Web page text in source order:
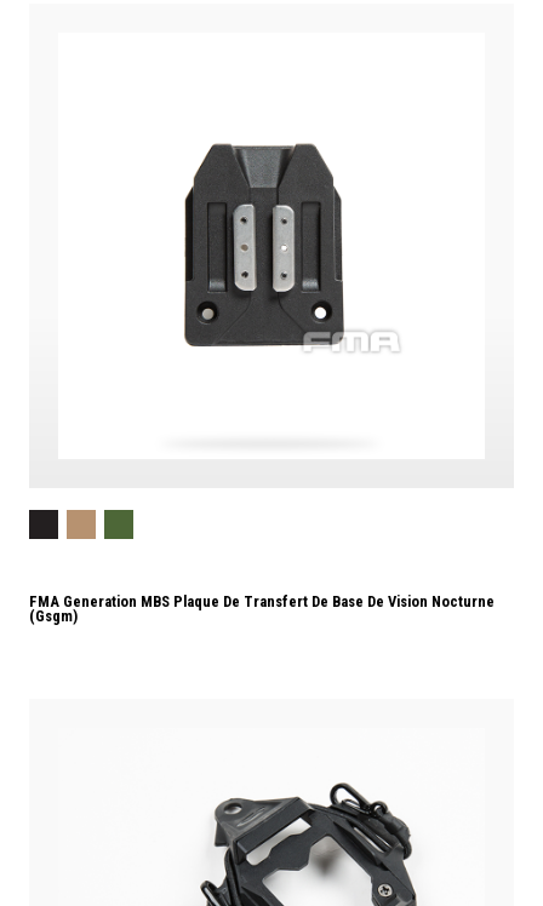
FMA Generation MBS Plaque De Transfert De Base De Vision Nocturne
(gsgm)